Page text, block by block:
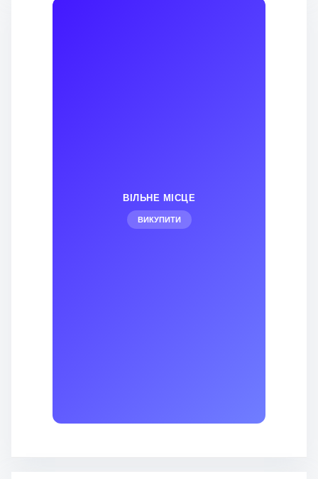
ВІЛЬНЕ МІСЦЕ
ВИКУПИТИ